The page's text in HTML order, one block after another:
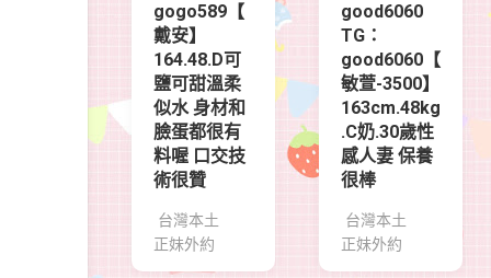
gogo589【
戴安】
164.48.D可
鹽可甜溫柔
似水 身材和
臉蛋都很有
料喔 口交技
術很贊
台灣本土
正妹外約
good6060
TG：
good6060【
敏萱-3500】
163cm.48kg
.C奶.30歲性
感人妻 保養
很棒
台灣本土
正妹外約